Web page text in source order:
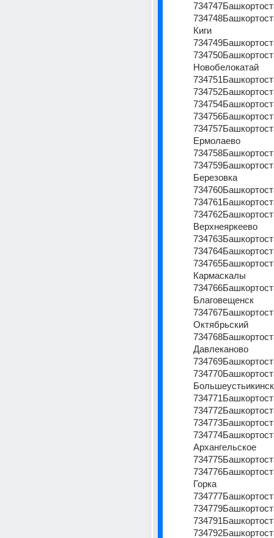
Киги
Новобелокатай
Ермолаево
Березовка
Верхнеяркеево
Кармаскалы
Благовещенск
Октябрьский
Давлеканово
Архангельское
Горка